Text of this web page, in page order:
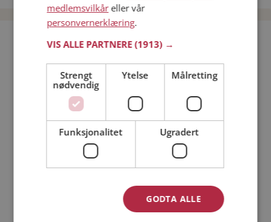
Bli medlem gratis!
Jeg er en: Mann Kvinne
Min alder:
medlemsvilkåreller vår
personvernerklæring.
VIS ALLE PARTNERE(1913) →
Strengt
nødvendig
Ytelse Målretting
Funksjonalitet Ugradert
GODTA ALLE